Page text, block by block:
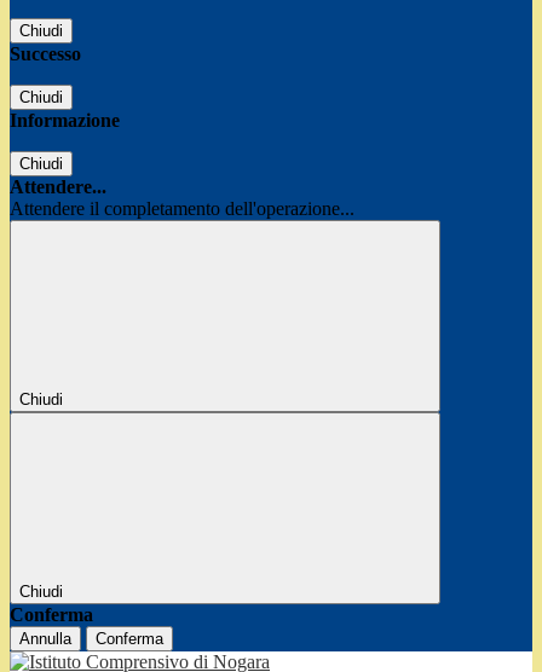
Chiudi
Successo
Chiudi
Informazione
Chiudi
Attendere...
Attendere il completamento dell'operazione...
Chiudi
Chiudi
Conferma
Annulla Conferma